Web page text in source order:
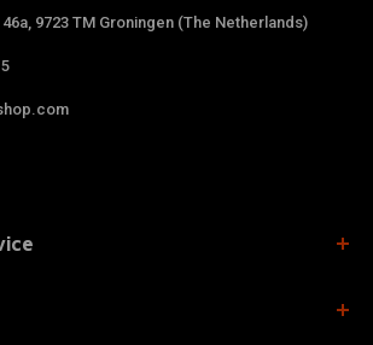
9723 TM Groningen (The Netherlands)